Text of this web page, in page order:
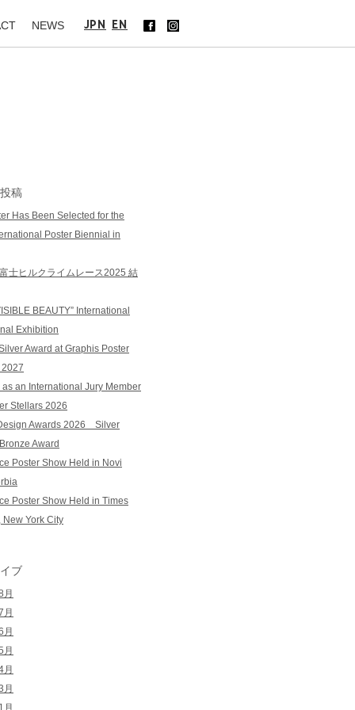
NEWS JPN EN
稿
Has Been Selected for the
Poster Biennial in
士ヒルクライムレース2025 結
BEAUTY” International
Exhibition
Award at Graphis Poster
an International Jury Member
Stellars 2026
Awards 2026 Silver
Award
Poster Show Held in Novi
Poster Show Held in Times
New York City
ブ
月
月
月
月
月
月
月